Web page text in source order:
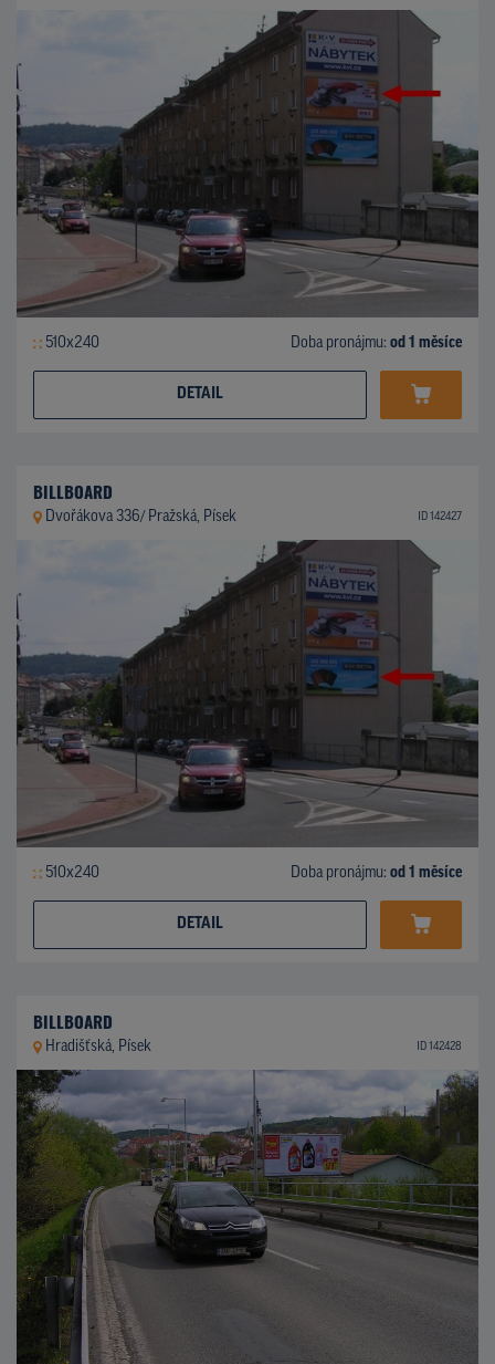
510x240 Doba pronájmu: od 1 měsíce
DETAIL
BILLBOARD
Dvořákova 336/ Pražská, Písek ID 142427
510x240 Doba pronájmu: od 1 měsíce
DETAIL
BILLBOARD
Hradišťská, Písek ID 142428